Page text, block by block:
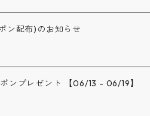
ン配布)のお知らせ
ンプレゼント 【06/13 - 06/19】